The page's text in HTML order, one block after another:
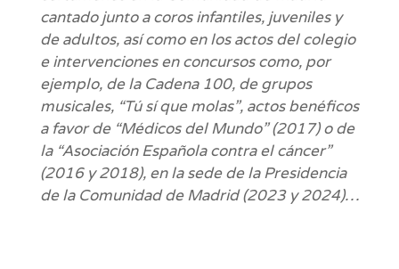
cantado junto a coros infantiles, juveniles y
de adultos, así como en los actos del colegio
e intervenciones en concursos como, por
ejemplo, de la Cadena 100, de grupos
musicales, “Tú sí que molas”, actos benéficos
a favor de “Médicos del Mundo” (2017) o de
la “Asociación Española contra el cáncer”
(2016 y 2018), en la sede de la Presidencia
de la Comunidad de Madrid (2023 y 2024)…